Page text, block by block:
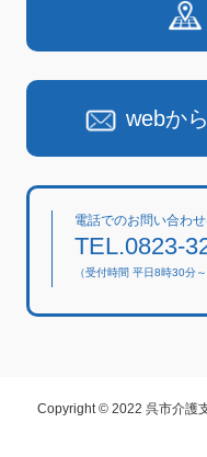
webか
電話でのお問い合わ
TEL.0823-
（受付時間 平日8時30分
Copyright © 2022 呉市介護